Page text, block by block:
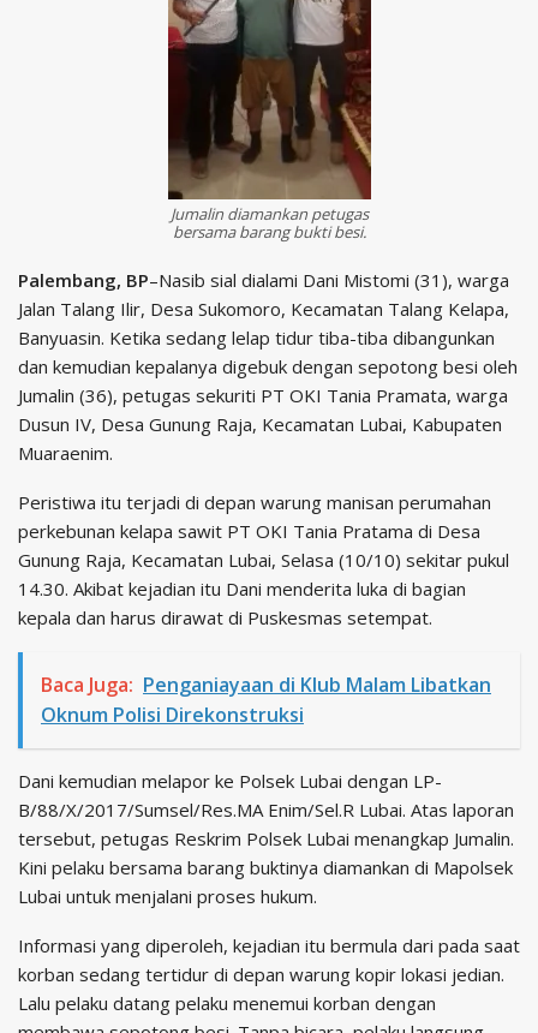
Jumalin diamankan petugas
bersama barang bukti besi.
Palembang, BP–Nasib sial dialami Dani Mistomi (31), warga
Jalan Talang Ilir, Desa Sukomoro, Kecamatan Talang Kelapa,
Banyuasin. Ketika sedang lelap tidur tiba-tiba dibangunkan
dan kemudian kepalanya digebuk dengan sepotong besi oleh
Jumalin (36), petugas sekuriti PT OKI Tania Pramata, warga
Dusun IV, Desa Gunung Raja, Kecamatan Lubai, Kabupaten
Muaraenim.
Peristiwa itu terjadi di depan warung manisan perumahan
perkebunan kelapa sawit PT OKI Tania Pratama di Desa
Gunung Raja, Kecamatan Lubai, Selasa (10/10) sekitar pukul
14.30. Akibat kejadian itu Dani menderita luka di bagian
kepala dan harus dirawat di Puskesmas setempat.
Baca Juga: Penganiayaan di Klub Malam Libatkan
Oknum Polisi Direkonstruksi
Dani kemudian melapor ke Polsek Lubai dengan LP-
B/88/X/2017/Sumsel/Res.MA Enim/Sel.R Lubai. Atas laporan
tersebut, petugas Reskrim Polsek Lubai menangkap Jumalin.
Kini pelaku bersama barang buktinya diamankan di Mapolsek
Lubai untuk menjalani proses hukum.
Informasi yang diperoleh, kejadian itu bermula dari pada saat
korban sedang tertidur di depan warung kopir lokasi jedian.
Lalu pelaku datang pelaku menemui korban dengan